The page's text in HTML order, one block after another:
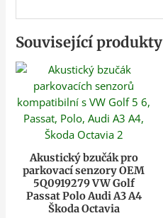
Související produkty
Akustický bzučák pro
parkovací senzory OEM
5Q0919279 VW Golf
Passat Polo Audi A3 A4
Škoda Octavia